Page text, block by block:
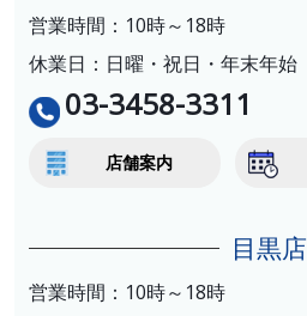
営業時間：10時～18時
休業日：日曜・祝日・年末年始
03-3458-3311
店舗案内
目黒店
営業時間：10時～18時